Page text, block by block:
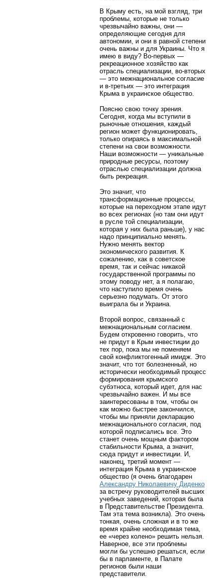
В Крыму есть, на мой взгляд, три
проблемы, которые не только
чрезвычайно важны, они —
определяющие сегодня для
автономии, и они в равной степени
очень важны и для Украины. Что я
имею в виду? Во-первых —
рекреационное хозяйство как
отрасль специализации, во-вторых
— это межнациональное согласие
и в-третьих — это интеграция
Крыма в украинское общество.
Поясню свою точку зрения.
Сегодня, когда мы вступили в
рыночные отношения, каждый
регион может функционировать,
только опираясь в максимальной
степени на свои возможности.
Наши возможности — уникальные
природные ресурсы, поэтому
отраслью специализации должна
быть рекреация.
Это значит, что
трансформационные процессы,
которые на переходном этапе идут
во всех регионах (но там они идут
в русле той специализации,
которая у них была раньше), у нас
надо принципиально менять.
Нужно менять вектор
экономического развития. К
сожалению, как в советское
время, так и сейчас никакой
государственной программы по
этому поводу нет, а я полагаю,
что наступило время очень
серьезно подумать. От этого
выиграла бы и Украина.
Второй вопрос, связанный с
межнациональным согласием.
Будем откровенно говорить, что
не придут в Крым инвестиции до
тех пор, пока мы не поменяем
свой конфликтогенный имидж. Это
значит, что тот болезненный, но
исторически необходимый процесс
формирования крымского
субэтноса, который идет, для нас
чрезвычайно важен. И мы все
заинтересованы в том, чтобы он
как можно быстрее закончился,
чтобы мы приняли декларацию
межнационального согласия, под
которой подписались все. Это
станет очень мощным фактором
стабильности Крыма, а значит,
сюда придут и инвестиции. И,
наконец, третий момент —
интеграция Крыма в украинское
общество (я очень благодарен
Александру Николаевичу Диденко
за встречу руководителей высших
учебных заведений, которая была
в Представительстве Президента.
Там эта тема возникла). Это очень
тонкая, очень сложная и в то же
время крайне необходимая тема,
ее «через колено» решить нельзя.
Наверное, все эти проблемы
могли бы успешно решаться, если
бы в парламенте, в Палате
регионов были наши
представители.